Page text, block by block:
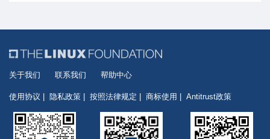
关于我们 联系我们 帮助中心
使用协议 隐私政策 按照法律规定 商标使用 Antitrust政策